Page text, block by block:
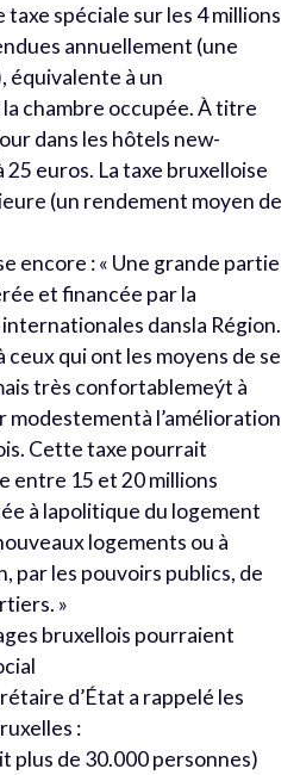
taxe spéciale sur les 4 millions
annuellement (une
équivalente à un
chambre occupée. À titre
dans les hôtels new-
euros. La taxe bruxelloise
(un rendement moyen de
encore : « Une grande partie
et financée par la
dansla Région.
ceux qui ont les moyens de se
très confortablemeýt à
l’amélioration
Cette taxe pourrait
entre 15 et 20 millions
à lapolitique du logement
logements ou à
par les pouvoirs publics, de
»
bruxellois pourraient
d’État a rappelé les
:
plus de 30.000 personnes)